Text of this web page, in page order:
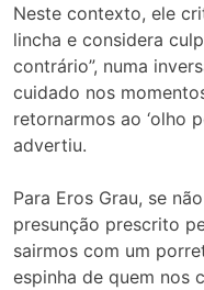
Neste contexto, ele
lincha e considera
contrário”, numa
cuidado nos
retornarmos ao ‘olho
advertiu.
Para Eros Grau, se
presunção prescrito
sairmos com um
espinha de quem nos